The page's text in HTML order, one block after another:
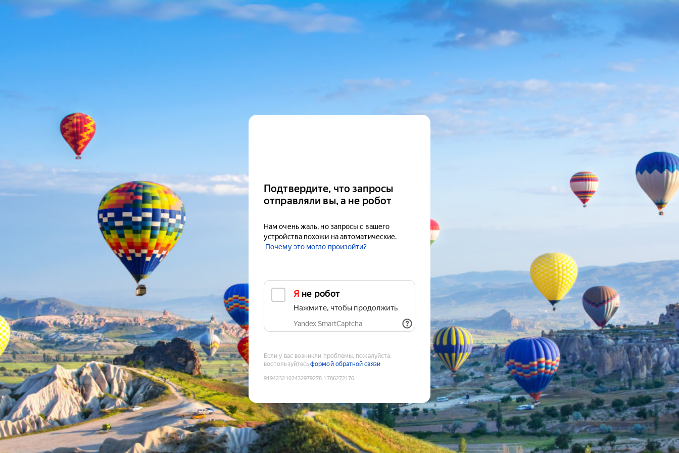
Подтвердите, что запросы
отправляли вы, а не робот
Нам очень жаль, но запросы с вашего
устройства похожи на автоматические.
Почему это могло произойти?
Я не робот
Нажмите, чтобы продолжить
Yandex SmartCaptcha
Если у вас возникли проблемы, пожалуйста,
воспользуйтесьформой обратной связи
9194232102432979278:1786272176